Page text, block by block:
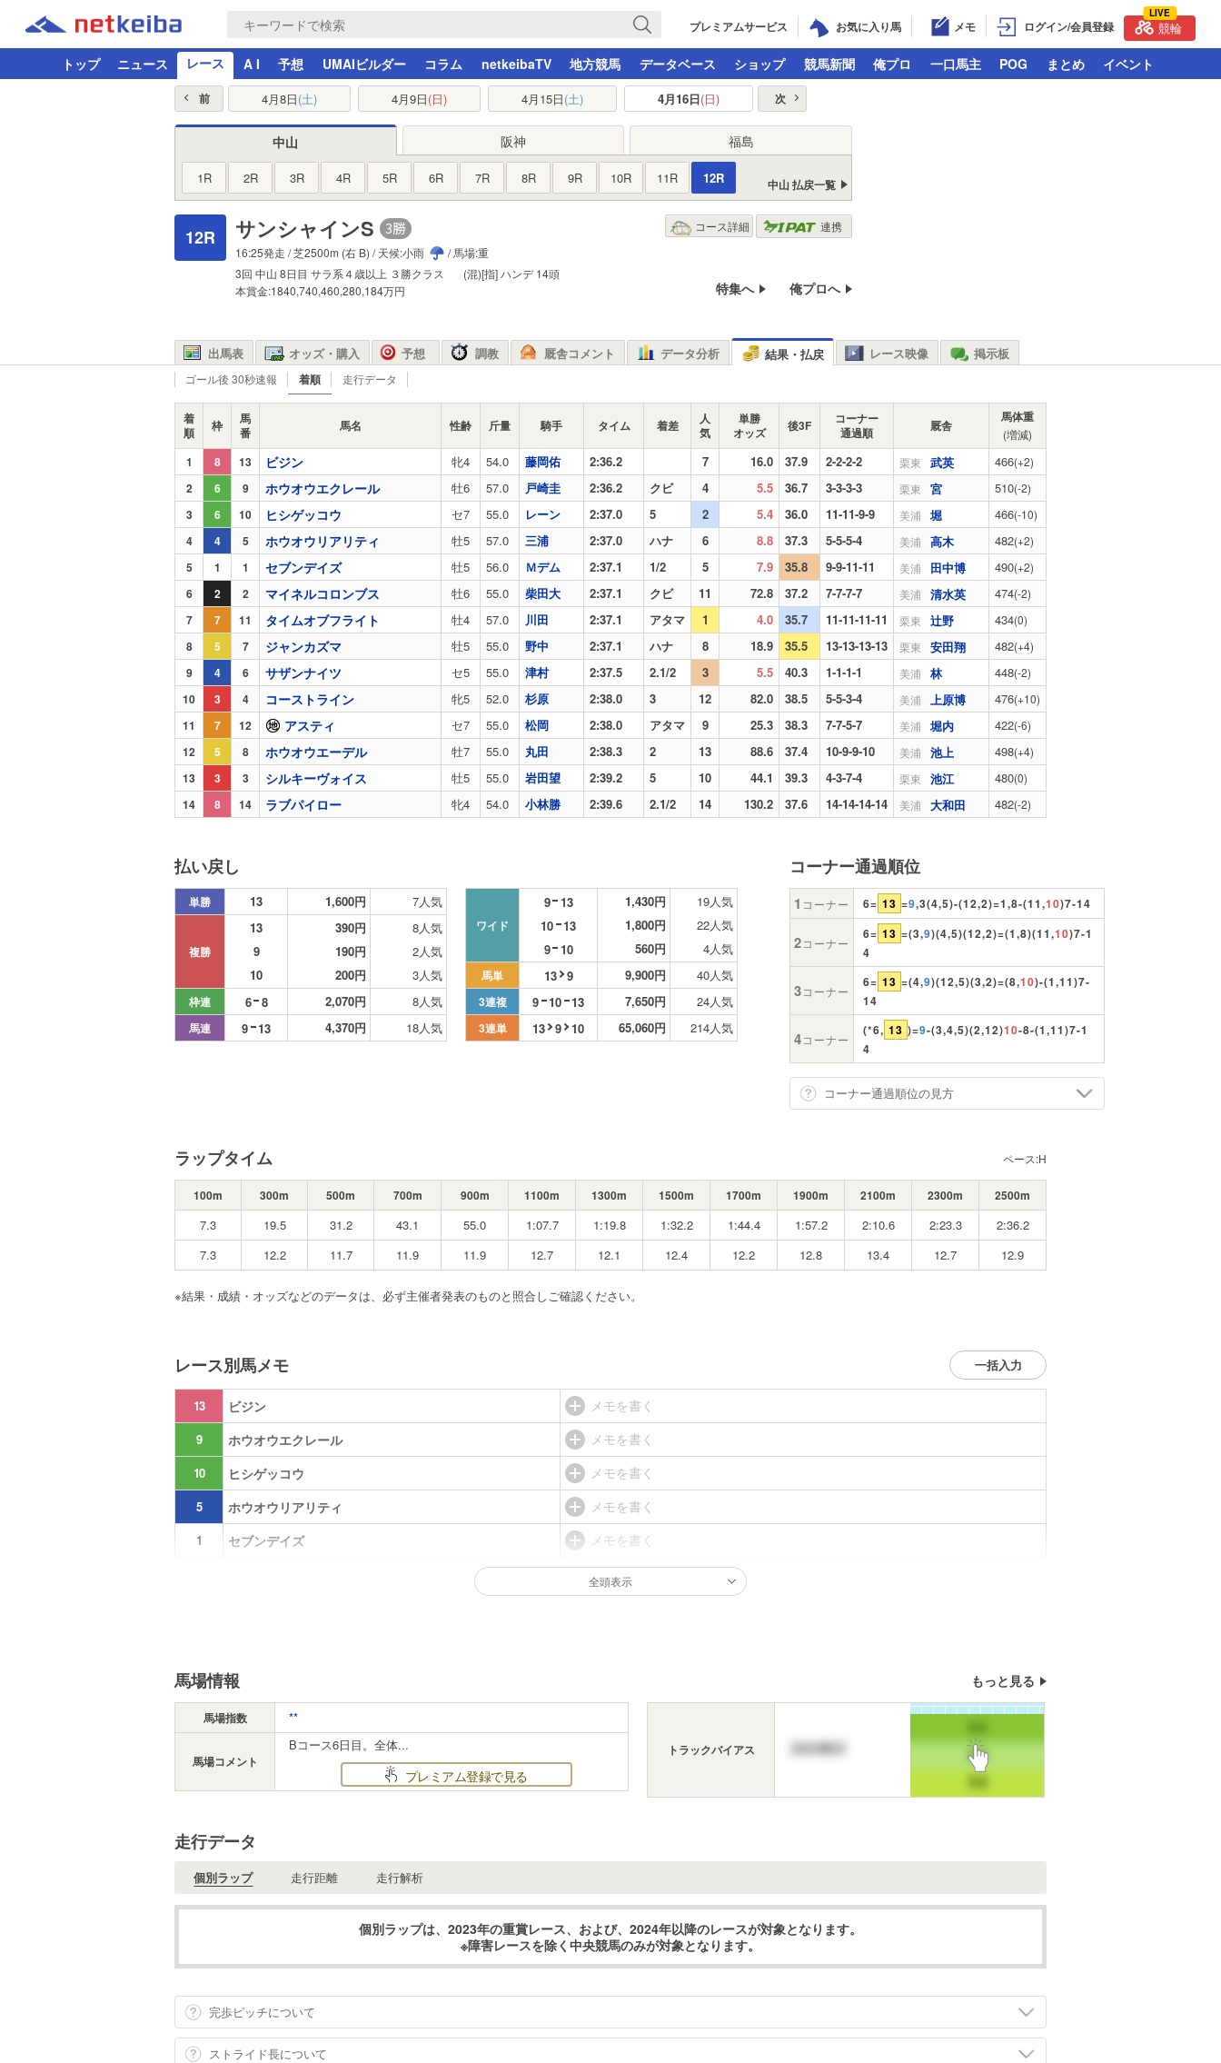
プレミアムサービス お気に入り馬 メモ ログイン/会員登録
LIVE
競輪
トップ ニュース レース A I 予想 UMAIビルダー コラム netkeibaTV 地方競馬 データベース ショップ 競馬新聞 俺プロ 一口馬主 POG まとめ イベント
前 4月8日(土) 4月9日(日) 4月15日(土) 4月16日(日) 次
中山 阪神 福島
1R 2R 3R 4R 5R 6R 7R 8R 9R 10R 11R 12R
12R サンシャインS
16:25発走 /芝2500m (右 B) / 天候:小雨
/ 馬場:重
3回 中山 8日目 サラ系４歳以上 ３勝クラス (混)[指]ハンデ 14頭
本賞金:1840,740,460,280,184万円
中山 払戻一覧
コース詳細 連携
特集へ 俺プロへ
出馬表 オッズ・購入 予想 調教 厩舎コメント データ分析 結果・払戻 レース映像 掲示板
ゴール後 30秒速報 着順 走行データ
着
順
枠
馬
番
馬名 性齢 斤量 騎手 タイム 着差
人
気
単勝
オッズ
後3F
コーナー
通過順
厩舎
馬体重
(増減)
1 8 13 ビジン 牝4 54.0 藤岡佑 2:36.2 7 16.0 37.9 2-2-2-2 栗東 武英 466(+2)
2 6 9 ホウオウエクレール 牡6 57.0 戸崎圭 2:36.2 クビ 4 5.5 36.7 3-3-3-3 栗東 宮 510(-2)
3 6 10 ヒシゲッコウ セ7 55.0 レーン 2:37.0 5 2 5.4 36.0 11-11-9-9 美浦 堀 466(-10)
4 4 5 ホウオウリアリティ 牡5 57.0 三浦 2:37.0 ハナ 6 8.8 37.3 5-5-5-4 美浦 高木 482(+2)
5 1 1 セブンデイズ 牡5 56.0 Ｍデム 2:37.1 1/2 5 7.9 35.8 9-9-11-11 美浦 田中博 490(+2)
6 2 2 マイネルコロンブス 牡6 55.0 柴田大 2:37.1 クビ 11 72.8 37.2 7-7-7-7 美浦 清水英 474(-2)
7 7 11 タイムオブフライト 牡4 57.0 川田 2:37.1 アタマ 1 4.0 35.7 11-11-11-11 栗東 辻野 434(0)
8 5 7 ジャンカズマ 牡5 55.0 野中 2:37.1 ハナ 8 18.9 35.5 13-13-13-13 栗東 安田翔 482(+4)
9 4 6 サザンナイツ セ5 55.0 津村 2:37.5 2.1/2 3 5.5 40.3 1-1-1-1 美浦 林 448(-2)
10 3 4 コーストライン 牝5 52.0 杉原 2:38.0 3 12 82.0 38.5 5-5-3-4 美浦 上原博 476(+10)
11 7 12 アスティ セ7 55.0 松岡 2:38.0 アタマ 9 25.3 38.3 7-7-5-7 美浦 堀内 422(-6)
12 5 8 ホウオウエーデル 牡7 55.0 丸田 2:38.3 2 13 88.6 37.4 10-9-9-10 美浦 池上 498(+4)
13 3 3 シルキーヴォイス 牡5 55.0 岩田望 2:39.2 5 10 44.1 39.3 4-3-7-4 栗東 池江 480(0)
14 8 14 ラブパイロー 牝4 54.0 小林勝 2:39.6 2.1/2 14 130.2 37.6 14-14-14-14 美浦 大和田 482(-2)
払い戻し
単勝 13 1,600円 7人気
複勝
13
9
10
390円
190円
200円
8人気
2人気
3人気
枠連 6 8 2,070円 8人気
馬連 9 13 4,370円 18人気
ワイド
9
13
10
13
9
10
1,430円
1,800円
560円
19人気
22人気
4人気
馬単 13 9 9,900円 40人気
3連複 9 10 13 7,650円 24人気
3連単 13 9 10 65,060円 214人気
コーナー通過順位
1 コーナー 6= 13 =9,3(4,5)-(12,2)=1,8-(11,10)7-14
2コーナー
6= 13 =(3,9)(4,5)(12,2)=(1,8)(11,10)7-1
4
3コーナー
6= 13 =(4,9)(12,5)(3,2)=(8,10)-(1,11)7-
14
4コーナー
(*6, 13 )=9-(3,4,5)(2,12)10-8-(1,11)7-1
4
コーナー通過順位の見方
ラップタイム ペース:H
100m 300m 500m 700m 900m 1100m 1300m 1500m 1700m 1900m 2100m 2300m 2500m
7.3 19.5 31.2 43.1 55.0 1:07.7 1:19.8 1:32.2 1:44.4 1:57.2 2:10.6 2:23.3
2:36.2
7.3
12.2 11.7 11.9 11.9 12.7 12.1 12.4 12.2 12.8 13.4 12.7 12.9
※結果・成績・オッズなどのデータは、必ず主催者発表のものと照合しご確認ください。
レース別馬メモ 一括入力
13 ビジン メモを書く
9 ホウオウエクレール メモを書く
10 ヒシゲッコウ メモを書く
5 ホウオウリアリティ メモを書く
1 セブンデイズ メモを書く
全頭表示
馬場情報 もっと見る
馬場指数 **
馬場コメント
Bコース6日目。全体...
プレミアム登録で見る
トラックバイアス
走行データ
個別ラップ 走行距離 走行解析
個別ラップは、2023年の重賞レース、および、2024年以降のレースが対象となります。
※障害レースを除く中央競馬のみが対象となります。
完歩ピッチについて
ストライド長について